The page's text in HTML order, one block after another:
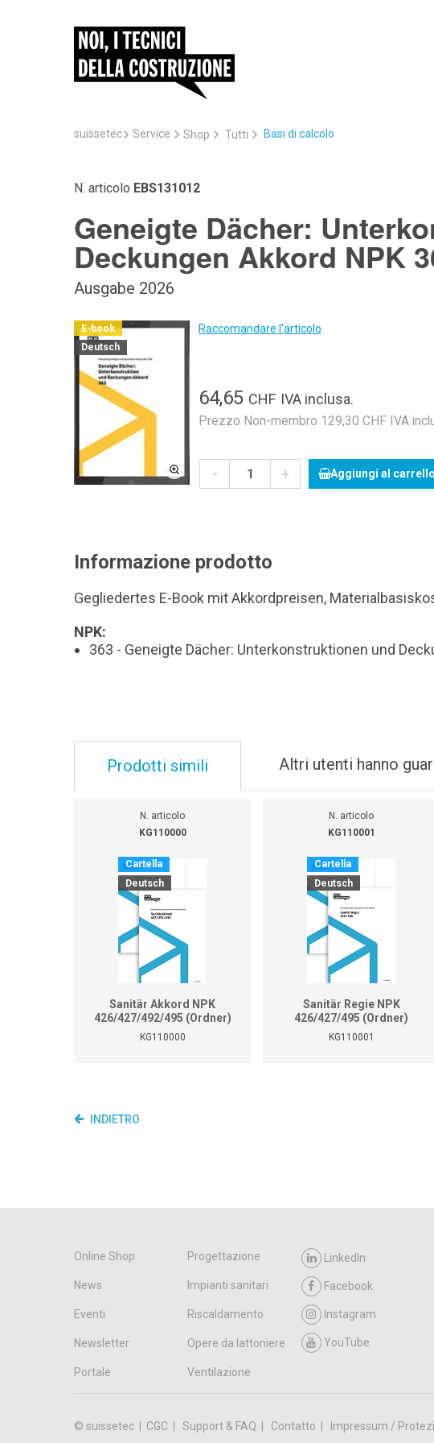
suissetec Service Shop Tutti Basi di calcolo
N. articolo EBS131012
Geneigte Dächer:
Deckungen Akkord NPK
Ausgabe 2026
E-book
Deutsch
Raccomandare l'articolo
64,65 CHF IVA inclusa.
Prezzo Non-membro 129,30 CHF IVA
- + Aggiungi al carrello
Informazione prodotto
Gegliedertes E-Book mit Akkordpreisen,
NPK:
363 - Geneigte Dächer: Unterkonstruktionen und
Prodotti simili Altri utenti hanno
N. articolo
KG110000
Cartella
Deutsch
Sanitär Akkord NPK
426/427/492/495 (Ordner)
KG110000
N. articolo
KG110001
Cartella
Deutsch
Sanitär Regie NPK
426/427/495 (Ordner)
KG110001
INDIETRO
Online Shop Progettazione
News Impianti sanitari
Eventi Riscaldamento
Newsletter Opere da lattoniere
Portale Ventilazione
LinkedIn
Facebook
Instagram
YouTube
© suissetec | CGC Support & FAQ Contatto Impressum /